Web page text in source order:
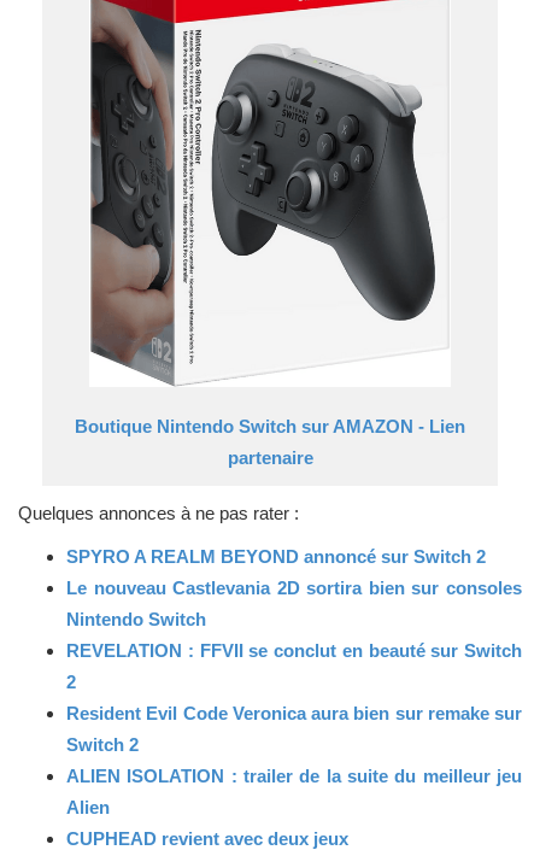
Boutique Nintendo Switch sur AMAZON - Lien
partenaire
Quelques annonces à ne pas rater :
SPYRO A REALM BEYOND annoncé sur Switch 2
Le nouveau Castlevania 2D sortira bien sur consoles
Nintendo Switch
REVELATION : FFVII se conclut en beauté sur Switch
2
Resident Evil Code Veronica aura bien sur remake sur
Switch 2
ALIEN ISOLATION : trailer de la suite du meilleur jeu
Alien
CUPHEAD revient avec deux jeux